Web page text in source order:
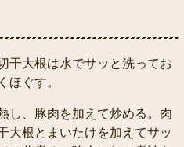
干大根は水でサッと洗ってお
ほぐす。
し、豚肉を加えて炒める。肉
大根とまいたけを加えてサッ